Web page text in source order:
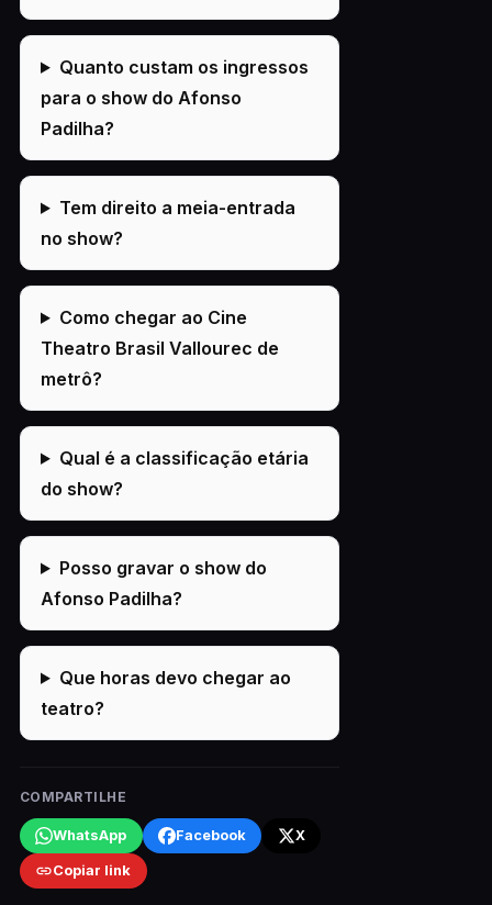
Quanto custam os ingressos
para o show do Afonso
Padilha?
Tem direito a meia-entrada
no show?
Como chegar ao Cine
Theatro Brasil Vallourec de
metrô?
Qual é a classificação etária
do show?
Posso gravar o show do
Afonso Padilha?
Que horas devo chegar ao
teatro?
COMPARTILHE
WhatsApp Facebook X
Copiar link